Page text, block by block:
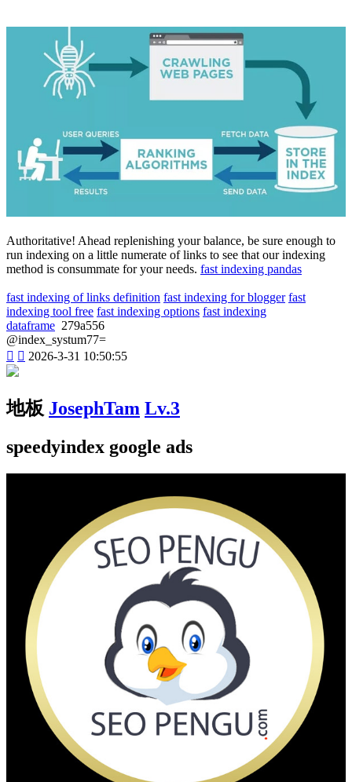
Authoritative! Ahead replenishing your balance, be sure enough to
run indexing on a little numerate of links to see that our indexing
method is consummate for your needs. fast indexing pandas
fast indexing of links definition fast indexing for blogger fast
indexing tool free fast indexing options fast indexing
dataframe 279a556
@index_systum77=
  2026-3-31 10:50:55
地板 JosephTam Lv.3
speedyindex google ads